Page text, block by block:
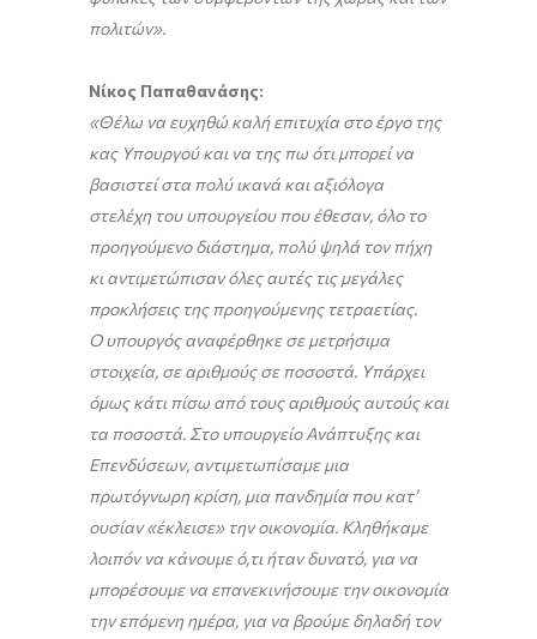
πολιτών».
Νίκος Παπαθανάσης:
«Θέλω να ευχηθώ καλή επιτυχία στο έργο της
κας Υπουργού και να της πω ότι μπορεί να
βασιστεί στα πολύ ικανά και αξιόλογα
στελέχη του υπουργείου που έθεσαν, όλο το
προηγούμενο διάστημα, πολύ ψηλά τον πήχη
κι αντιμετώπισαν όλες αυτές τις μεγάλες
προκλήσεις της προηγούμενης τετραετίας.
Ο υπουργός αναφέρθηκε σε μετρήσιμα
στοιχεία, σε αριθμούς σε ποσοστά. Υπάρχει
όμως κάτι πίσω από τους αριθμούς αυτούς και
τα ποσοστά. Στο υπουργείο Ανάπτυξης και
Επενδύσεων, αντιμετωπίσαμε μια
πρωτόγνωρη κρίση, μια πανδημία που κατ’
ουσίαν «έκλεισε» την οικονομία. Κληθήκαμε
λοιπόν να κάνουμε ό,τι ήταν δυνατό, για να
μπορέσουμε να επανεκινήσουμε την οικονομία
την επόμενη ημέρα, για να βρούμε δηλαδή τον